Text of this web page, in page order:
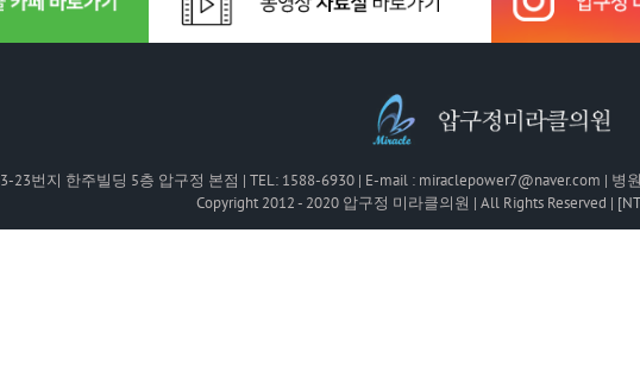
23번지 한주빌딩 5층 압구정 본점 | TEL: 1588-6930 | E-mail : miraclepower7@naver.com |
Copyright 2012 - 2020 압구정 미라클의원 | All Rights Reserved |